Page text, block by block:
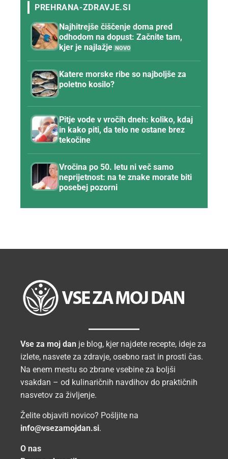
Najhitrejše čiščenje doma pred
odhodom na dopust: Začnite tam,
kjer je najlažje
Katere morske ribe so najboljše za
poletno kosilo?
Pitje vode v vročih dneh: koliko, kdaj
in kako piti, da telo ne ostane brez
tekočine
Vročina po 50. letu ni več samo
neprijetnost: na te znake morate biti
posebej pozorni
Vse za moj dan je blog, kjer najdete recepte, ideje za
izlete, nasvete za zdravje, osebno rast in prosti čas.
Na enem mestu so zbrane vsebine za boljši
vsakdan – od kulinaričnih navdihov do praktičnih
nasvetov za življenje.
Želite objaviti novico? Pošljite na
info@vsezamojdan.si.
O nas